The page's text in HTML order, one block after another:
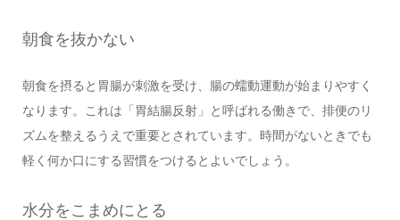
朝食を抜かない
朝食を摂ると胃腸が刺激を受け、腸の蠕動運動が始まりやすく
なります。これは「胃結腸反射」と呼ばれる働きで、排便のリ
ズムを整えるうえで重要とされています。時間がないときでも
軽く何か口にする習慣をつけるとよいでしょう。
水分をこまめにとる